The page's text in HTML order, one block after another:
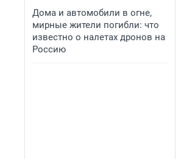
Дома и автомобили в огне,
мирные жители погибли: что
известно о налетах дронов на
Россию